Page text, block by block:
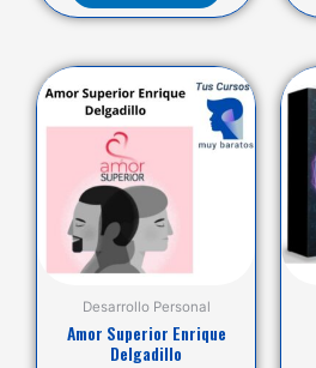
Desarrollo Personal
Amor Superior Enrique
Delgadillo